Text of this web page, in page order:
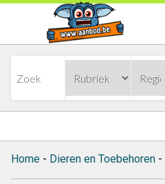
Home - Dieren en Toebehoren -